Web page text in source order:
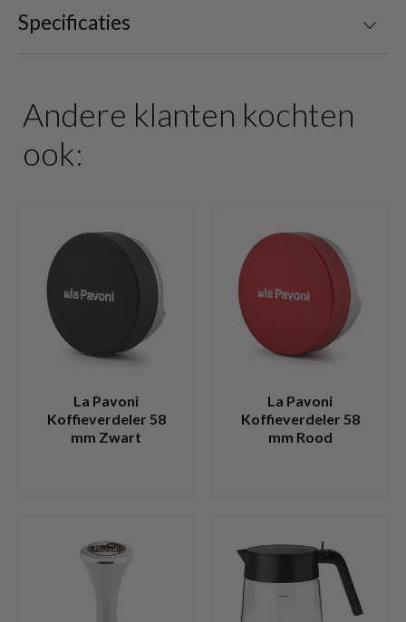
Specificaties
Andere klanten kochten
ook:
La Pavoni
Koffieverdeler 58
mm Zwart
La Pavoni
Koffieverdeler 58
mm Rood